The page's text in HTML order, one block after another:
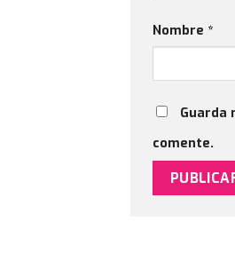
Nombre *
Guarda
comente.